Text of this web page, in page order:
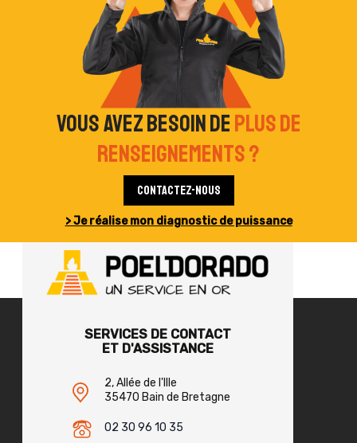
Vous avez besoin deplus de
renseignements ?
Contactez-nous
> Je réalise mon diagnostic de puissance
SERVICES DE CONTACT
ET D'ASSISTANCE
2, Allée de l'Ille
35470 Bain de Bretagne
02 30 96 10 35